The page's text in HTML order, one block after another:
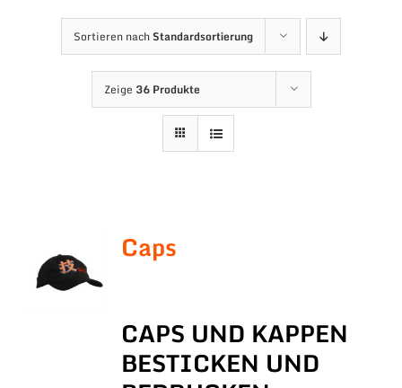
Sortieren nachStandardsortierung
Zeige 36 Produkte
Caps
CAPS UND KAPPEN
BESTICKEN UND